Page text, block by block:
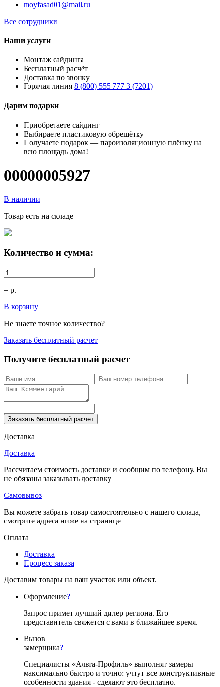
moyfasad01@mail.ru
Все сотрудники
Наши услуги
Монтаж сайдинга
Бесплатный расчёт
Доставка по звонку
Горячая линия 8 (800) 555 777 3 (7201)
Дарим подарки
Приобретаете сайдинг
Выбираете пластиковую обрешётку
Получаете подарок — пароизоляционную плёнку на
всю площадь дома!
00000005927
В наличии
Товар есть на складе
Количество и сумма:
= р.
В корзину
Не знаете точное количество?
Заказать бесплатный расчет
Получите бесплатный расчет
Заказать бесплатный расчет
Доставка
Доставка
Рассчитаем стоимость доставки и сообщим по телефону. Вы
не обязаны заказывать доставку
Самовывоз
Вы можете забрать товар самостоятельно с нашего склада,
смотрите адреса ниже на странице
Оплата
Доставка
Процесс заказа
Доставим товары на ваш участок или объект.
Оформление?
Запрос примет лучший дилер региона. Его
представитель свяжется с вами в ближайшее время.
Вызов
замерщика?
Специалисты «Альта-Профиль» выполнят замеры
максимально быстро и точно: учтут все конструктивные
особенности здания - сделают это бесплатно.